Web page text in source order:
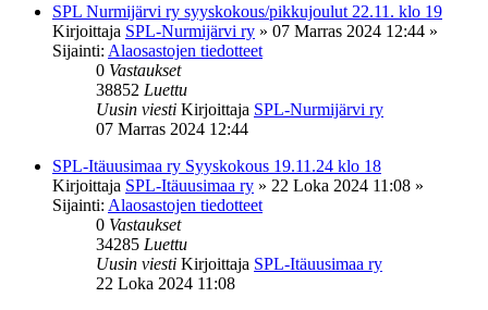
SPL Nurmijärvi ry syyskokous/pikkujoulut 22.11. klo 19
Kirjoittaja SPL-Nurmijärvi ry » 07 Marras 2024 12:44 »
Sijainti: Alaosastojen tiedotteet
0 Vastaukset
38852 Luettu
Uusin viesti Kirjoittaja SPL-Nurmijärvi ry
07 Marras 2024 12:44
SPL-Itäuusimaa ry Syyskokous 19.11.24 klo 18
Kirjoittaja SPL-Itäuusimaa ry » 22 Loka 2024 11:08 »
Sijainti: Alaosastojen tiedotteet
0 Vastaukset
34285 Luettu
Uusin viesti Kirjoittaja SPL-Itäuusimaa ry
22 Loka 2024 11:08